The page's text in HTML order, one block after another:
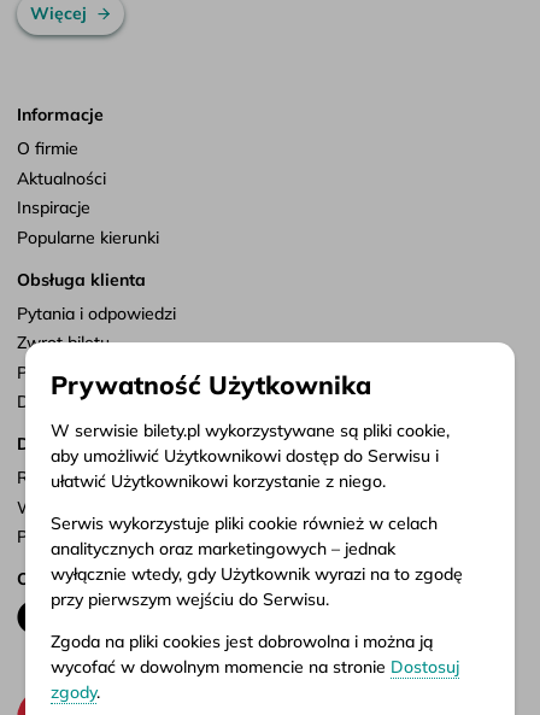
Więcej
Informacje
O firmie
Aktualności
Inspiracje
Popularne kierunki
Obsługa klienta
Pytania i odpowiedzi
Zwrot biletu
Punkty sprzedaży
Dostosuj zgody
Dokumenty
Regulamin serwisu
Warunki przewozu
Polityka prywatności
Obserwuj nas
Prywatność Użytkownika
W serwisie bilety.pl wykorzystywane są pliki cookie,
aby umożliwić Użytkownikowi dostęp do Serwisu i
ułatwić Użytkownikowi korzystanie z niego.
Serwis wykorzystuje pliki cookie również w celach
analitycznych oraz marketingowych – jednak
wyłącznie wtedy, gdy Użytkownik wyrazi na to zgodę
przy pierwszym wejściu do Serwisu.
Zgoda na pliki cookies jest dobrowolna i można ją
wycofać w dowolnym momencie na stronie Dostosuj
zgody.